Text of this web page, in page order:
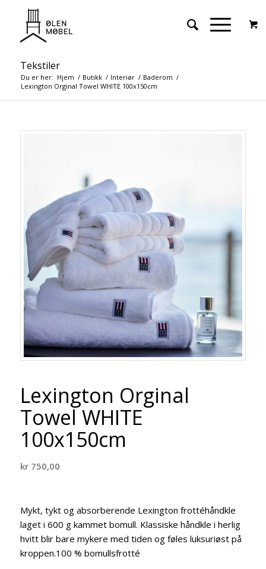
Tekstiler
Du er her: Hjem / Butikk / Interiør / Baderom /
Lexington Orginal Towel WHITE 100x150cm
Lexington Orginal
Towel WHITE
100x150cm
kr750,00
Mykt, tykt og absorberende Lexington frottéhåndkle
laget i 600 g kammet bomull. Klassiske håndkle i herlig
hvitt blir bare mykere med tiden og føles luksuriøst på
kroppen.100 % bomullsfrotté